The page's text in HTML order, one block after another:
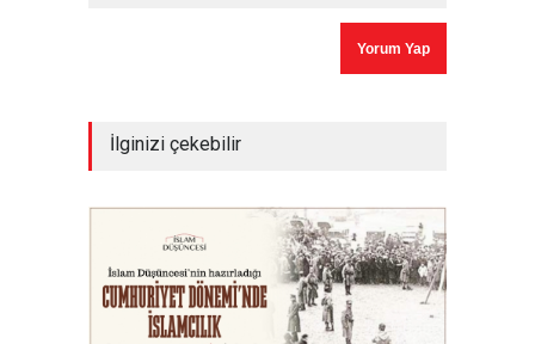
İlginizi çekebilir